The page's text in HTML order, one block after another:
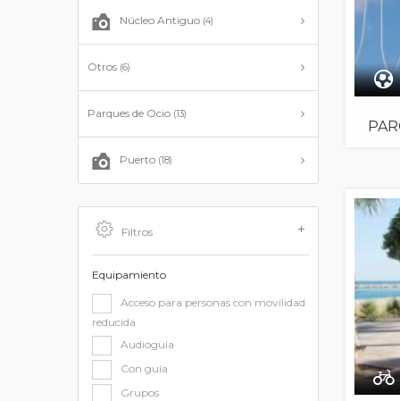
Núcleo Antiguo (4)
Otros (6)
Parques de Ocio (13)
Puerto (18)
Filtros
Equipamiento
Acceso para personas con movilidad
reducida
Audioguía
Con guía
Grupos